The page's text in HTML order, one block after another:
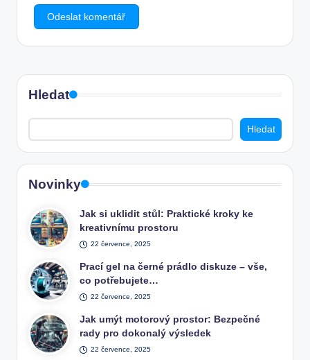
Hledat
Hledat
Novinky
Jak si uklidit stůl: Praktické kroky ke
kreativnímu prostoru
22 července, 2025
Prací gel na černé prádlo diskuze – vše,
co potřebujete…
22 července, 2025
Jak umýt motorový prostor: Bezpečné
rady pro dokonalý výsledek
22 července, 2025